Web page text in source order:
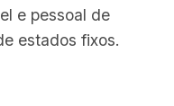
e pessoal de
estados fixos.